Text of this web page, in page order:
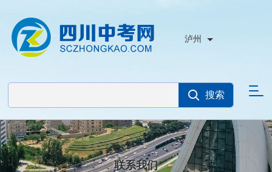
泸州
联系我们